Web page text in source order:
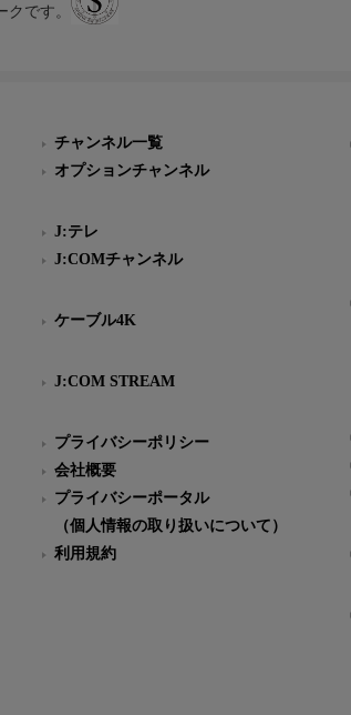
です。
チャンネル一覧
オプションチャンネル
J:テレ
J:COMチャンネル
ケーブル4K
J:COM STREAM
プライバシーポリシー
会社概要
プライバシーポータル
（個人情報の取り扱いについて）
利用規約